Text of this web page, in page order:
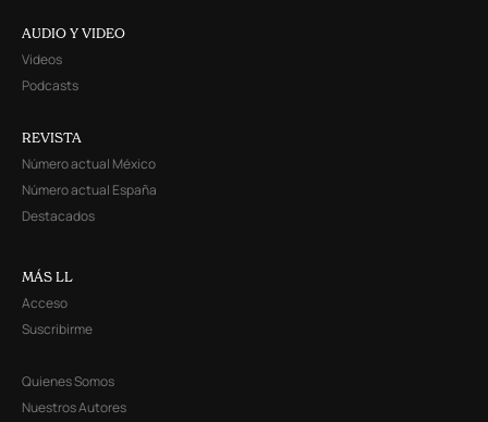
AUDIO Y VIDEO
Videos
Podcasts
REVISTA
Número actual México
Número actual España
Destacados
MÁS LL
Acceso
Suscribirme
Quienes Somos
Nuestros Autores